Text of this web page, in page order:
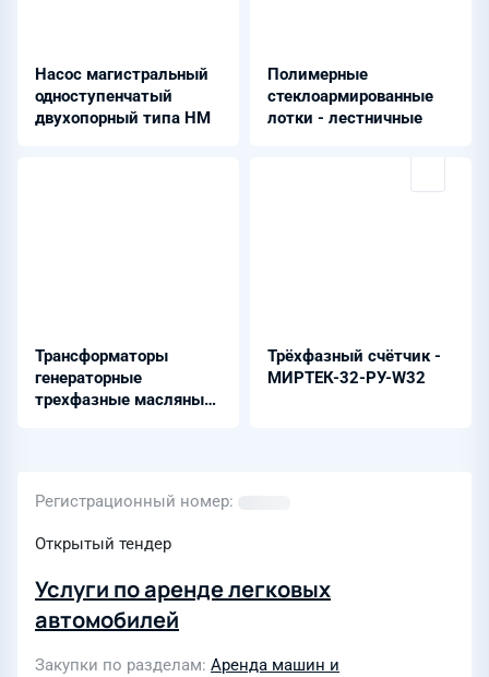
Насос магистральный
одноступенчатый
двухопорный типа НМ
Полимерные
стеклоармированные
лотки - лестничные
Трансформаторы
генераторные
трехфазные масляные
Трёхфазный счётчик -
МИРТЕК-32-РУ-W32
Регистрационный номер
Открытый тендер
Услуги по аренде легковых
автомобилей
Закупки по разделам Аренда машин и